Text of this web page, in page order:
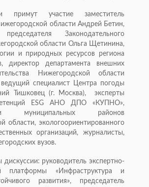
примут участие заместитель
области Андрей Бетин,
председателя Законодательного
области Ольга Щетинина,
и природных ресурсов региона
директор департамента внешних
Нижегородской области
ведущий специалист Центра погоды
Тишковец (г. Москва), эксперты
ESG АНО ДПО «КУПНО»,
муниципальных районов
области, экологоориентированного
организаций, журналисты,
вузов.
руководитель экспертно-
платформы «Инфраструктура и
развития», председатель